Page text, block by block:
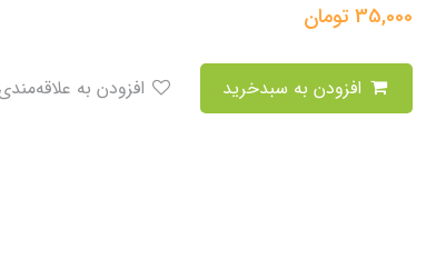
35,000تومان